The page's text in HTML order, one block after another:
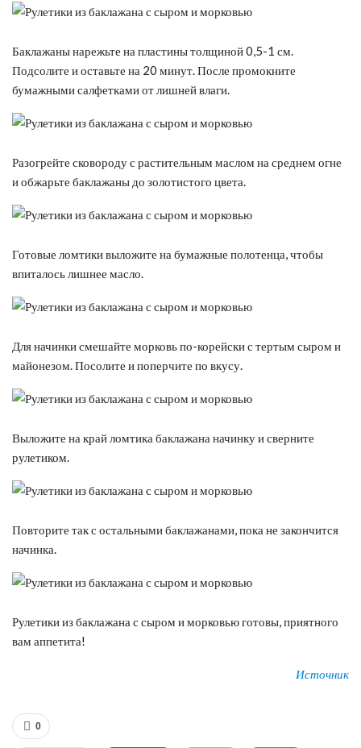
Баклажаны нарежьте на пластины толщиной 0,5-1 см.
Подсолите и оставьте на 20 минут. После промокните
бумажными салфетками от лишней влаги.
Разогрейте сковороду с растительным маслом на среднем огне
и обжарьте баклажаны до золотистого цвета.
Готовые ломтики выложите на бумажные полотенца, чтобы
впиталось лишнее масло.
Для начинки смешайте морковь по-корейски с тертым сыром и
майонезом. Посолите и поперчите по вкусу.
Выложите на край ломтика баклажана начинку и сверните
рулетиком.
Повторите так с остальными баклажанами, пока не закончится
начинка.
Рулетики из баклажана с сыром и морковью готовы, приятного
вам аппетита!
Источник
0